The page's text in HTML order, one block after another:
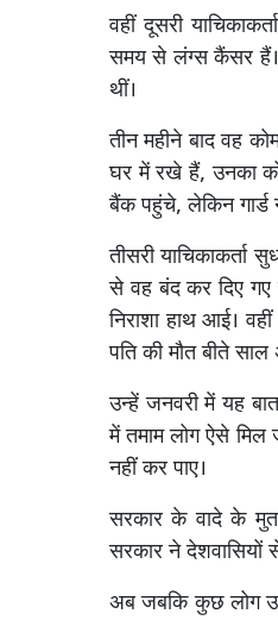
वहीं दूसरी
समय से लंग्स कैंसर हैं।
थीं।
तीन महीने बाद वह
घर में रखे हैं, उनका
बैंक पहुंचे, लेकिन गार्ड
तीसरी याचिकाकर्ता
से वह बंद कर दिए गए
निराशा हाथ आई।
पति की मौत बीते
उन्हें जनवरी में यह
में तमाम लोग ऐसे मिल
नहीं कर पाए।
सरकार के वादे के
सरकार ने देशवासियों
अब जबकि कुछ लोग